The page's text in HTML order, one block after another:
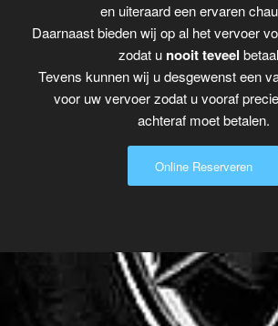
en uiteraard een ervaren
Daarnaast bieden wij op al het vervoer
zodat u nooit teveel
Tevens kunnen wij u desgewenst een
voor uw vervoer zodat u vooraf
achteraf moet betalen.
Online Reserveren